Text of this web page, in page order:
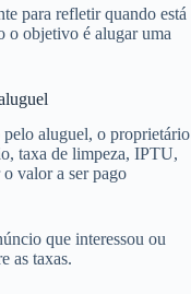
para refletir quando está
o objetivo é alugar uma
aluguel, o proprietário
taxa de limpeza, IPTU,
valor a ser pago
que interessou ou
as taxas.